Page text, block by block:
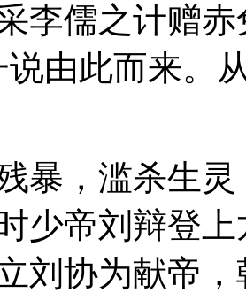
李儒之计赠
说由此而来。
暴，滥杀生
少帝刘辩登
刘协为献帝